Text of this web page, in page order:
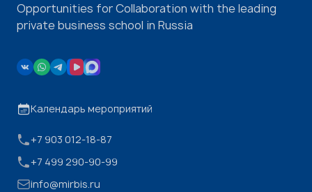
Opportunities for Collaboration with the leading
private business school in Russia
Календарь мероприятий
+7 903 012-18-87
+7 499 290-90-99
info@mirbis.ru